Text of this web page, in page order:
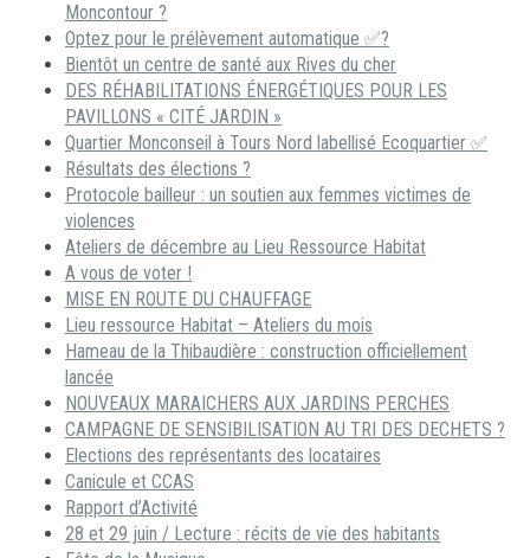
Moncontour ?
Optez pour le prélèvement automatique ✅?
Bientôt un centre de santé aux Rives du cher
DES RÉHABILITATIONS ÉNERGÉTIQUES POUR LES
PAVILLONS « CITÉ JARDIN »
Quartier Monconseil à Tours Nord labellisé Ecoquartier ✅
Résultats des élections ?
Protocole bailleur : un soutien aux femmes victimes de
violences
Ateliers de décembre au Lieu Ressource Habitat
A vous de voter !
MISE EN ROUTE DU CHAUFFAGE
Lieu ressource Habitat – Ateliers du mois
Hameau de la Thibaudière : construction officiellement
lancée
NOUVEAUX MARAICHERS AUX JARDINS PERCHES
CAMPAGNE DE SENSIBILISATION AU TRI DES DECHETS ?
Elections des représentants des locataires
Canicule et CCAS
Rapport d’Activité
28 et 29 juin / Lecture : récits de vie des habitants